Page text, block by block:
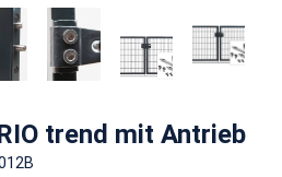
trend mit Antrieb